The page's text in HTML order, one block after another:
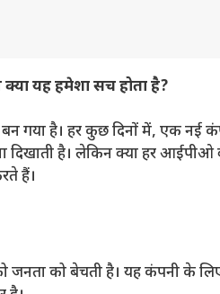
यह हमेशा सच होता है?
है। हर कुछ दिनों में, एक नई
दिखाती है। लेकिन क्या हर आईपीओ
हैं।
जनता को बेचती है। यह कंपनी के